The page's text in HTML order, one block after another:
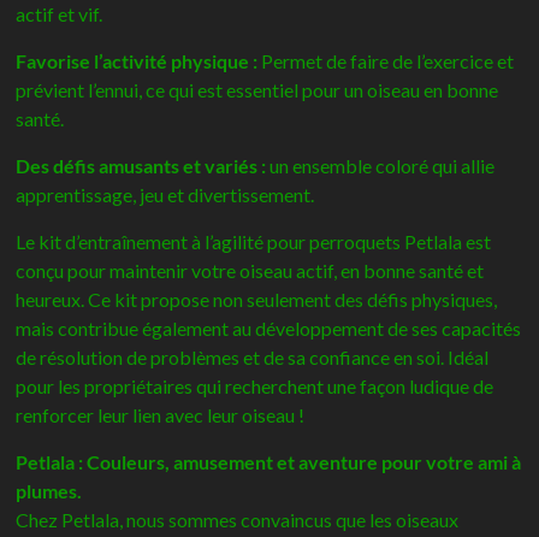
actif et vif.
Favorise l’activité physique : Permet de faire de l’exercice et
prévient l’ennui, ce qui est essentiel pour un oiseau en bonne
santé.
Des défis amusants et variés : un ensemble coloré qui allie
apprentissage, jeu et divertissement.
Le kit d’entraînement à l’agilité pour perroquets Petlala est
conçu pour maintenir votre oiseau actif, en bonne santé et
heureux. Ce kit propose non seulement des défis physiques,
mais contribue également au développement de ses capacités
de résolution de problèmes et de sa confiance en soi. Idéal
pour les propriétaires qui recherchent une façon ludique de
renforcer leur lien avec leur oiseau !
Petlala : Couleurs, amusement et aventure pour votre ami à
plumes.
Chez Petlala, nous sommes convaincus que les oiseaux